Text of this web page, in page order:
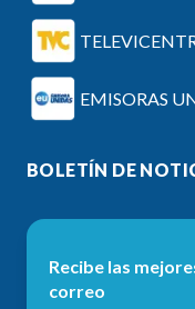
EMISORAS
BOLETÍN DE
Recibe las
correo